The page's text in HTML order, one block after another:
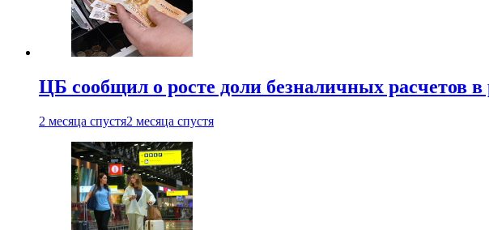
ЦБ сообщил о росте доли безналичных расчетов в
2 месяца спустя2 месяца спустя